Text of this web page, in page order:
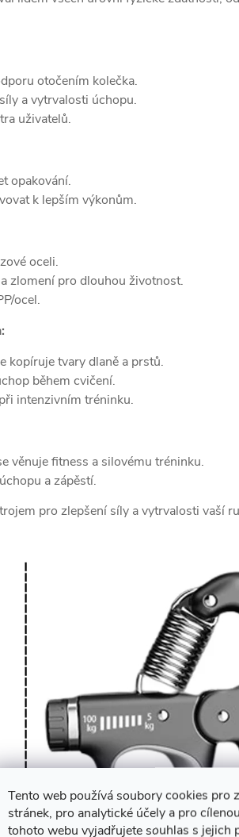
Tento web používá soubory cookies pro
stránek, pro analytické účely a pro
tohoto webu vyjadřujete souhlas s jejich
otočením kolečka.
a vytrvalosti úchopu.
uživatelů.
opakování.
k lepším výkonům.
oceli.
zlomení pro dlouhou životnost.
ocel.
kopíruje tvary dlaně a prstů.
během cvičení.
intenzivním tréninku.
věnuje fitness a silovému tréninku.
a zápěstí.
pro zlepšení síly a vytrvalosti vaší